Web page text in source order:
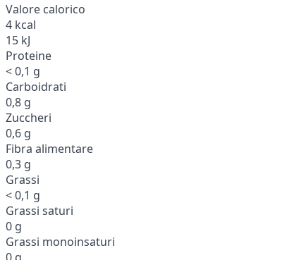
Valore calorico
4 kcal
15 kJ
Proteine
< 0,1 g
Carboidrati
0,8 g
Zuccheri
0,6 g
Fibra alimentare
0,3 g
Grassi
< 0,1 g
Grassi saturi
0 g
Grassi monoinsaturi